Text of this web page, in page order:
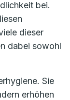
bei.
dieser
dabei sowohl
Sie
erhöhen